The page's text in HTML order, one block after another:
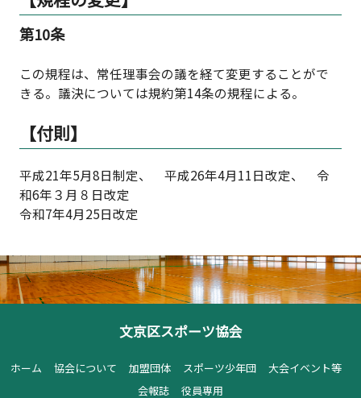
第10条
この規程は、常任理事会の議を経て変更することがで
きる。議決については規約第14条の規程による。
【付則】
平成21年5月8日制定、 平成26年4月11日改定、 令
和6年３月８日改定
令和7年4月25日改定
文京区スポーツ協会
ホーム 協会について 加盟団体 スポーツ少年団
大会イベント等
会報誌
役員専用